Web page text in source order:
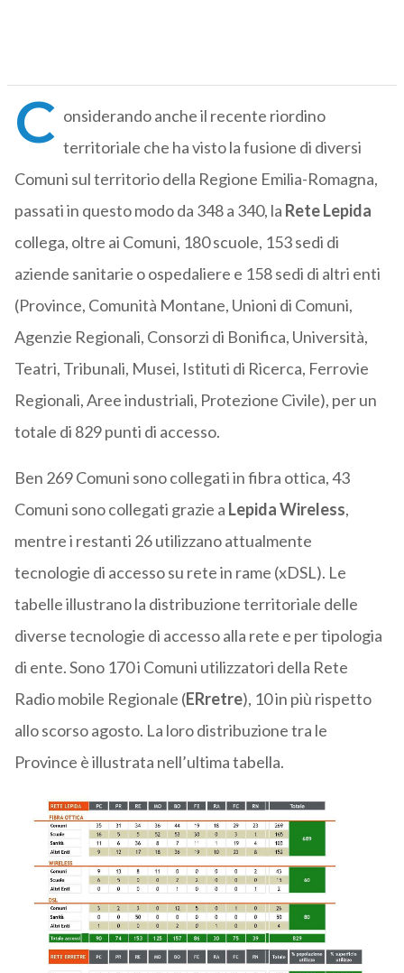
C onsiderando anche il recente riordino
territoriale che ha visto la fusione di diversi
Comuni sul territorio della Regione Emilia-Romagna,
passati in questo modo da 348 a 340, la Rete Lepida
collega, oltre ai Comuni, 180 scuole, 153 sedi di
aziende sanitarie o ospedaliere e 158 sedi di altri enti
(Province, Comunità Montane, Unioni di Comuni,
Agenzie Regionali, Consorzi di Bonifica, Università,
Teatri, Tribunali, Musei, Istituti di Ricerca, Ferrovie
Regionali, Aree industriali, Protezione Civile), per un
totale di 829 punti di accesso.
Ben 269 Comuni sono collegati in fibra ottica, 43
Comuni sono collegati grazie a Lepida Wireless,
mentre i restanti 26 utilizzano attualmente
tecnologie di accesso su rete in rame (xDSL). Le
tabelle illustrano la distribuzione territoriale delle
diverse tecnologie di accesso alla rete e per tipologia
di ente. Sono 170 i Comuni utilizzatori della Rete
Radio mobile Regionale (ERretre), 10 in più rispetto
allo scorso agosto. La loro distribuzione tra le
Province è illustrata nell’ultima tabella.